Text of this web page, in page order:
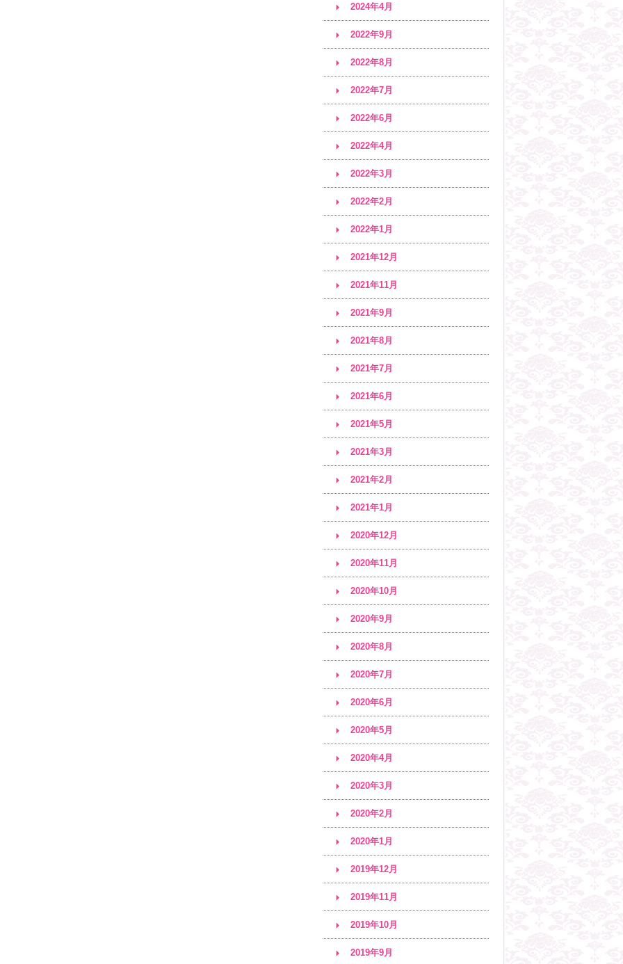
2024年4月
2022年9月
2022年8月
2022年7月
2022年6月
2022年4月
2022年3月
2022年2月
2022年1月
2021年12月
2021年11月
2021年9月
2021年8月
2021年7月
2021年6月
2021年5月
2021年3月
2021年2月
2021年1月
2020年12月
2020年11月
2020年10月
2020年9月
2020年8月
2020年7月
2020年6月
2020年5月
2020年4月
2020年3月
2020年2月
2020年1月
2019年12月
2019年11月
2019年10月
2019年9月